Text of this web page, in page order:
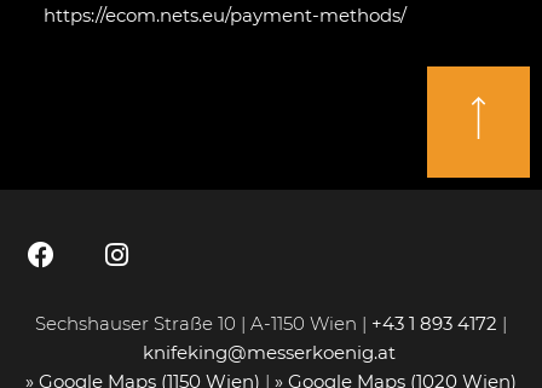
https://ecom.nets.eu/payment-methods/
Sechshauser Straße 10 | A-1150 Wien | +43 1 893 4172 |
knifeking@messerkoenig.at
» Google Maps (1150 Wien) | » Google Maps (1020 Wien)